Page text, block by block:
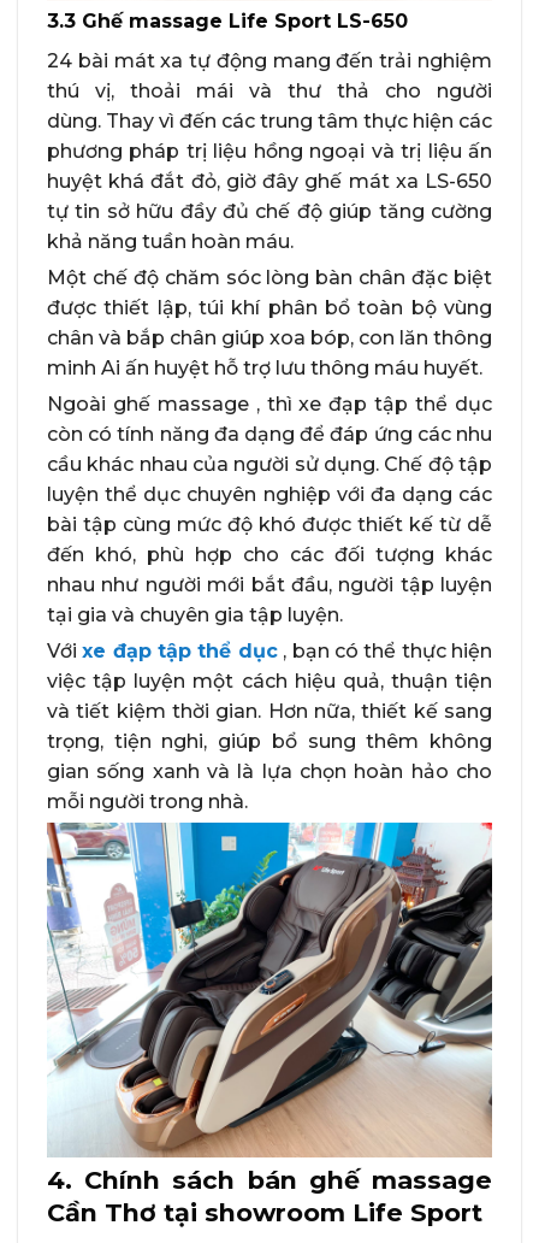
3.3 Ghế massage Life Sport LS-650
24 bài mát xa tự động mang đến trải nghiệm
thú vị, thoải mái và thư thả cho người
dùng. Thay vì đến các trung tâm thực hiện các
phương pháp trị liệu hồng ngoại và trị liệu ấn
huyệt khá đắt đỏ, giờ đây ghế mát xa LS-650
tự tin sở hữu đầy đủ chế độ giúp tăng cường
khả năng tuần hoàn máu.
Một chế độ chăm sóc lòng bàn chân đặc biệt
được thiết lập, túi khí phân bổ toàn bộ vùng
chân và bắp chân giúp xoa bóp, con lăn thông
minh Ai ấn huyệt hỗ trợ lưu thông máu huyết.
Ngoài ghế massage , thì xe đạp tập thể dục
còn có tính năng đa dạng để đáp ứng các nhu
cầu khác nhau của người sử dụng. Chế độ tập
luyện thể dục chuyên nghiệp với đa dạng các
bài tập cùng mức độ khó được thiết kế từ dễ
đến khó, phù hợp cho các đối tượng khác
nhau như người mới bắt đầu, người tập luyện
tại gia và chuyên gia tập luyện.
Vớixe đạp tập thể dục, bạn có thể thực hiện
việc tập luyện một cách hiệu quả, thuận tiện
và tiết kiệm thời gian. Hơn nữa, thiết kế sang
trọng, tiện nghi, giúp bổ sung thêm không
gian sống xanh và là lựa chọn hoàn hảo cho
mỗi người trong nhà.
4. Chính sách bán ghế massage
Cần Thơ tại showroom Life Sport